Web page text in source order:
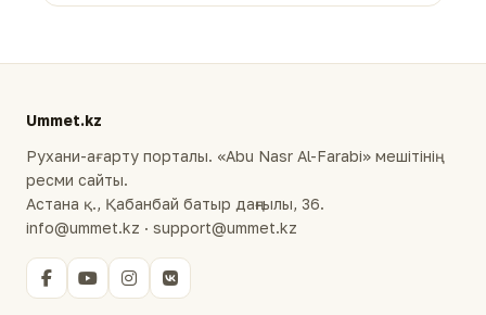
Ummet.kz
Рухани-ағарту порталы. «Abu Nasr Al-Farabi» мешітінің
ресми сайты.
Астана қ., Қабанбай батыр даңғылы, 36.
info@ummet.kz · support@ummet.kz